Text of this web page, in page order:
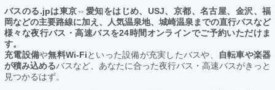
バスのる.jpは東京⇔愛知をはじめ、USJ、京都、名古屋、金沢、福
岡などの主要路線に加え、人気温泉地、城崎温泉までの直行バスなど
様々な夜行バス・高速バスを24時間オンラインでご予約いただけま
す。
充電設備や無料Wi-Fiといった設備が充実したバスや、
自転車や楽器
が積み込めるバスなど、あなたに合った夜行バス・高速バスがきっと
見つかるはず。